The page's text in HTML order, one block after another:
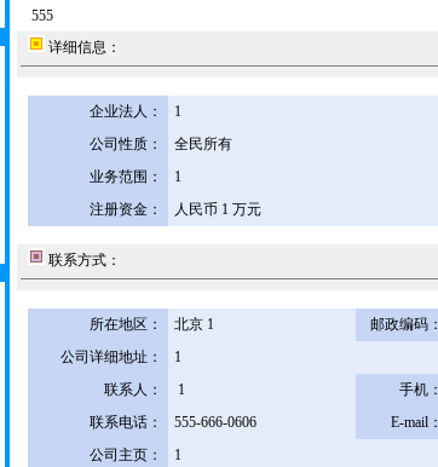
555
详细信息：
企业法人：
1
公司性质：
全民所有
业务范围：
1
注册资金：
人民币 1 万元
联系方式：
所在地区： 北京 1 邮政编码：
公司详细地址：
1
联系人：
1 手机：
联系电话：
555-666-0606 E-mail：
公司主页：
1